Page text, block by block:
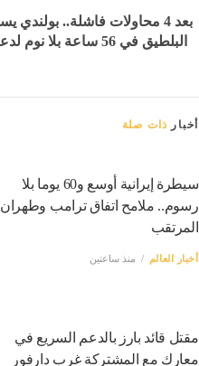
البلطيق في 56 ساعة بلا نوم لدعم أطفال السرطان
أخبار ذات صلة
سيطرة إيرانية أوسع و60 يوما بلا
رسوم.. ملامح اتفاق ترامب وطهران
المرتقب
أخبار العالم منذ ساعتين
مقتل قائد بارز بالدعم السريع في
معارك مع المشتركة غرب دارفور